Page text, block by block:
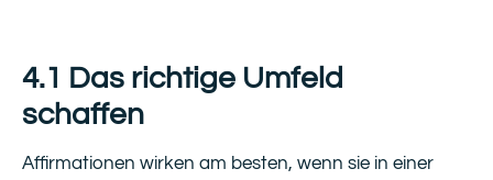
4.1 Das richtige Umfeld
schaffen
Affirmationen wirken am besten, wenn sie in einer